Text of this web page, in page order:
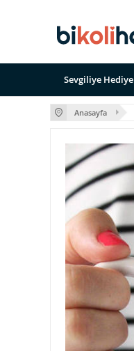
Sevgiliye Hediye
Anasayfa